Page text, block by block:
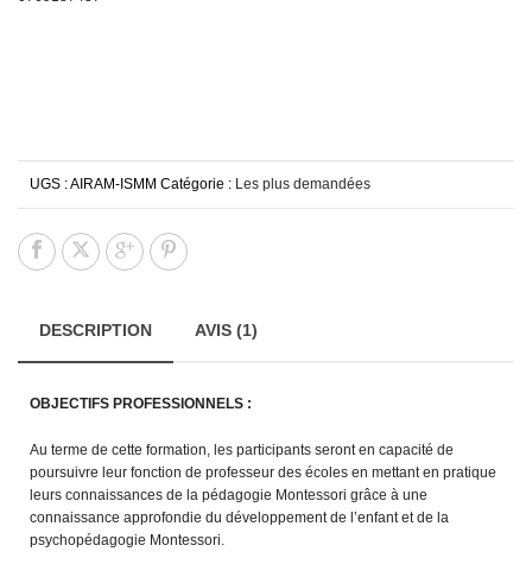
UGS :AIRAM-ISMM Catégorie : Les plus demandées
DESCRIPTION AVIS (1)
OBJECTIFS PROFESSIONNELS :
Au terme de cette formation, les participants seront en capacité de
poursuivre leur fonction de professeur des écoles en mettant en pratique
leurs connaissances de la pédagogie Montessori grâce à une
connaissance approfondie du développement de l’enfant et de la
psychopédagogie Montessori.